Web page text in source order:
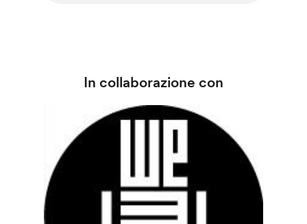
In collaborazione con